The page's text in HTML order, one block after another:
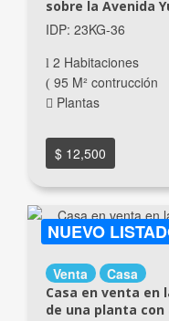
sobre la Avenida
IDP: 23KG-36
2 Habitaciones
95 M² contrucción
Plantas
$ 12,500
NUEVO
Venta Casa
Casa en venta en
de una planta con